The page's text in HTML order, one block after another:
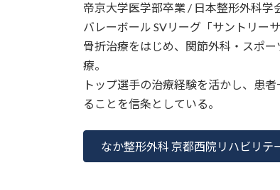
帝京大学医学部卒業 / 日本整形外科学
バレーボール SVリーグ「サントリー
骨折治療をはじめ、関節外科・スポ
療。
トップ選手の治療経験を活かし、患
ることを信条としている。
なか整形外科 京都西院リハビリテ